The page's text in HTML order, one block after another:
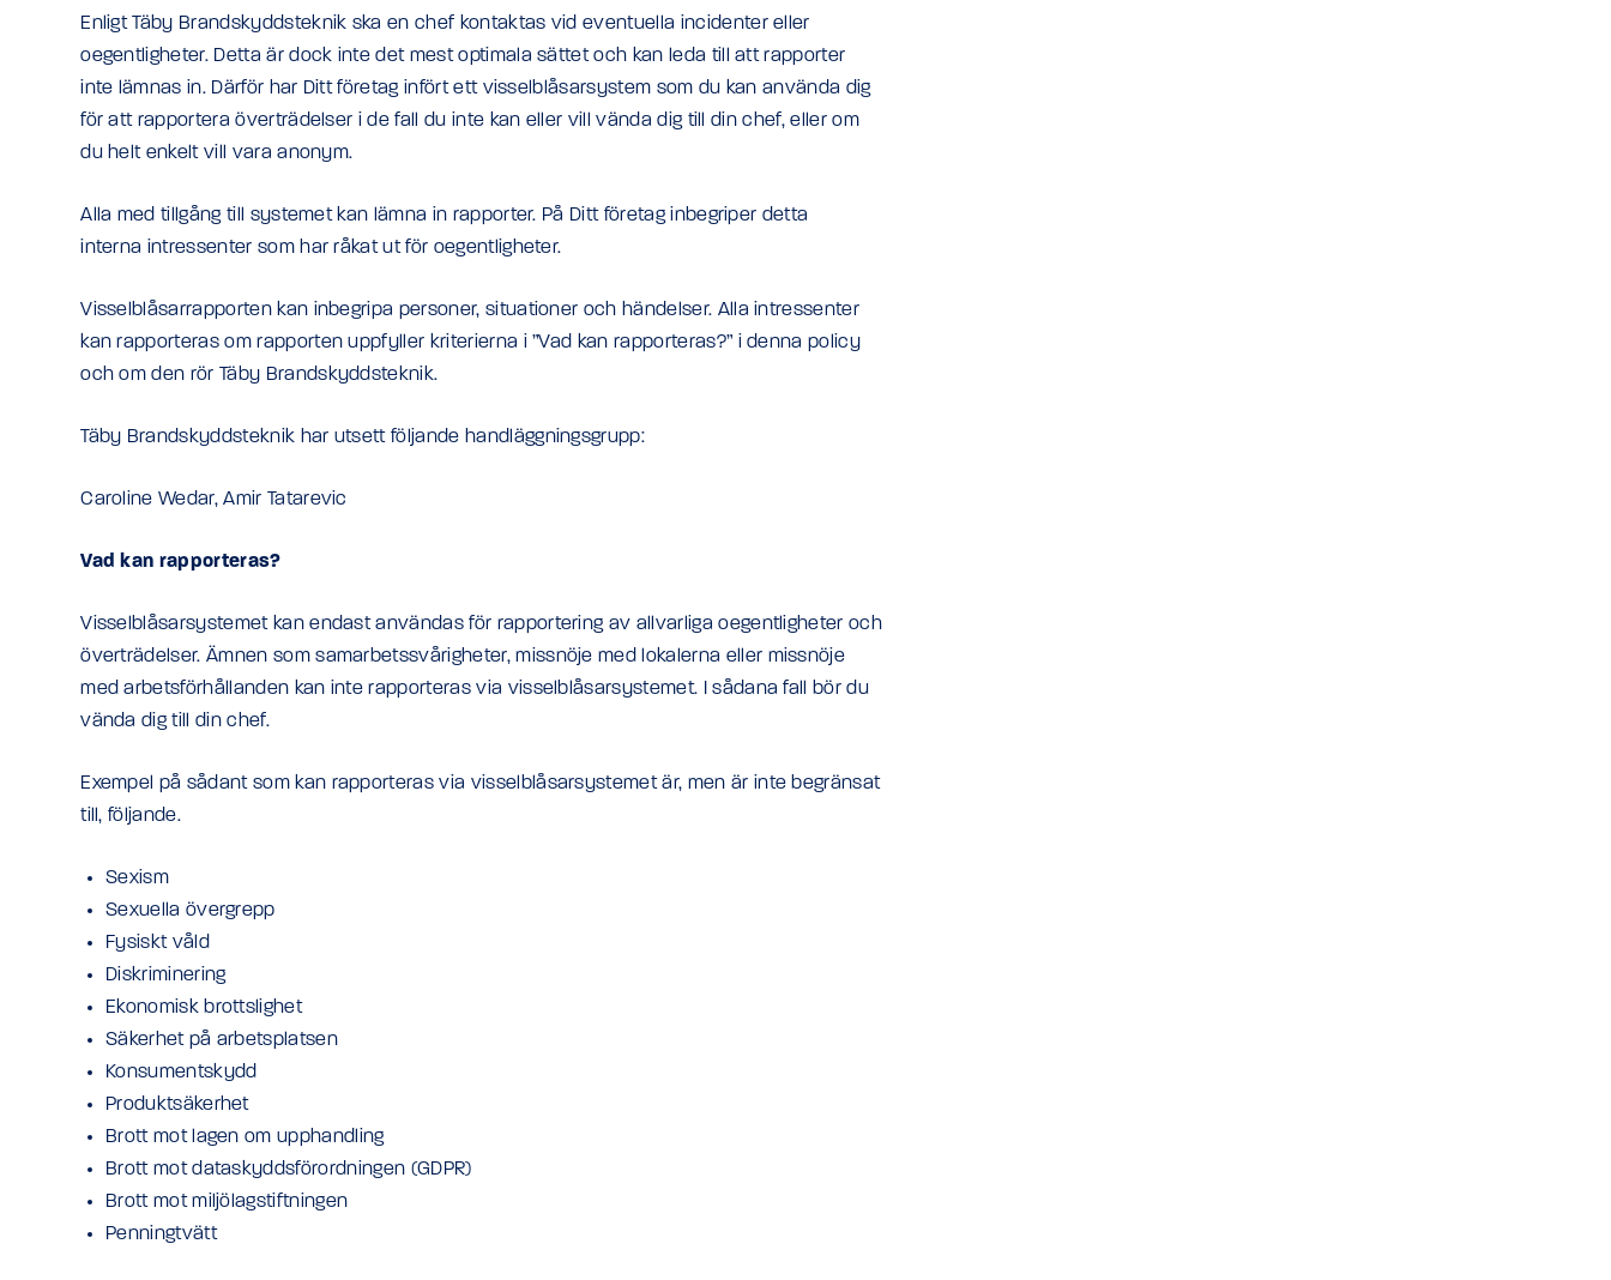
Enligt Täby Brandskyddsteknik ska en chef kontaktas vid eventuella incidenter eller
oegentligheter. Detta är dock inte det mest optimala sättet och kan leda till att rapporter
inte lämnas in. Därför har Ditt företag infört ett visselblåsarsystem som du kan använda dig
för att rapportera överträdelser i de fall du inte kan eller vill vända dig till din chef, eller om
du helt enkelt vill vara anonym.
Alla med tillgång till systemet kan lämna in rapporter. På Ditt företag inbegriper detta
interna intressenter som har råkat ut för oegentligheter.
Visselblåsarrapporten kan inbegripa personer, situationer och händelser. Alla intressenter
kan rapporteras om rapporten uppfyller kriterierna i ”Vad kan rapporteras?” i denna policy
och om den rör Täby Brandskyddsteknik.
Täby Brandskyddsteknik har utsett följande handläggningsgrupp:
Caroline Wedar, Amir Tatarevic
Vad kan rapporteras?
Visselblåsarsystemet kan endast användas för rapportering av allvarliga oegentligheter och
överträdelser. Ämnen som samarbetssvårigheter, missnöje med lokalerna eller missnöje
med arbetsförhållanden kan inte rapporteras via visselblåsarsystemet. I sådana fall bör du
vända dig till din chef.
Exempel på sådant som kan rapporteras via visselblåsarsystemet är, men är inte begränsat
till, följande.
Sexism
Sexuella övergrepp
Fysiskt våld
Diskriminering
Ekonomisk brottslighet
Säkerhet på arbetsplatsen
Konsumentskydd
Produktsäkerhet
Brott mot lagen om upphandling
Brott mot dataskyddsförordningen (GDPR)
Brott mot miljölagstiftningen
Penningtvätt